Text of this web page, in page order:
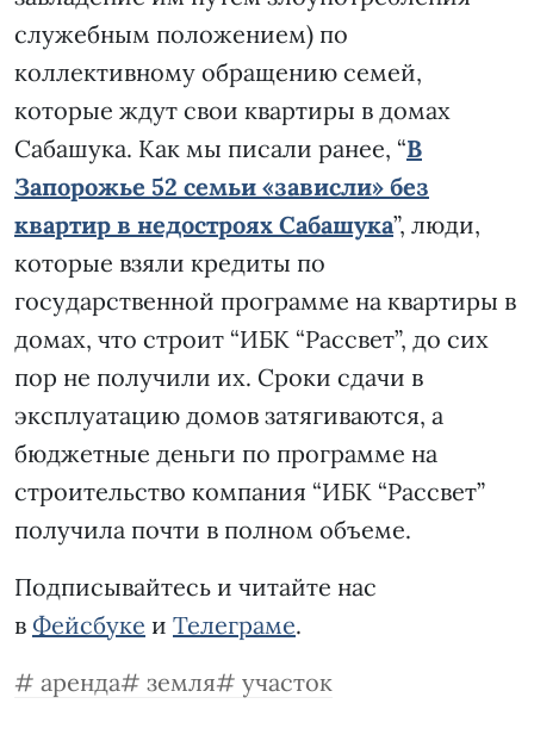
служебным положением) по
коллективному обращению семей,
которые ждут свои квартиры в домах
Сабашука. Как мы писали ранее, “В
Запорожье 52 семьи «зависли» без
квартир в недостроях Сабашука”, люди,
которые взяли кредиты по
государственной программе на квартиры в
домах, что строит “ИБК “Рассвет”, до сих
пор не получили их. Сроки сдачи в
эксплуатацию домов затягиваются, а
бюджетные деньги по программе на
строительство компания “ИБК “Рассвет”
получила почти в полном объеме.
Подписывайтесь и читайте нас
в Фейсбуке и Телеграме.
аренда
земля участок